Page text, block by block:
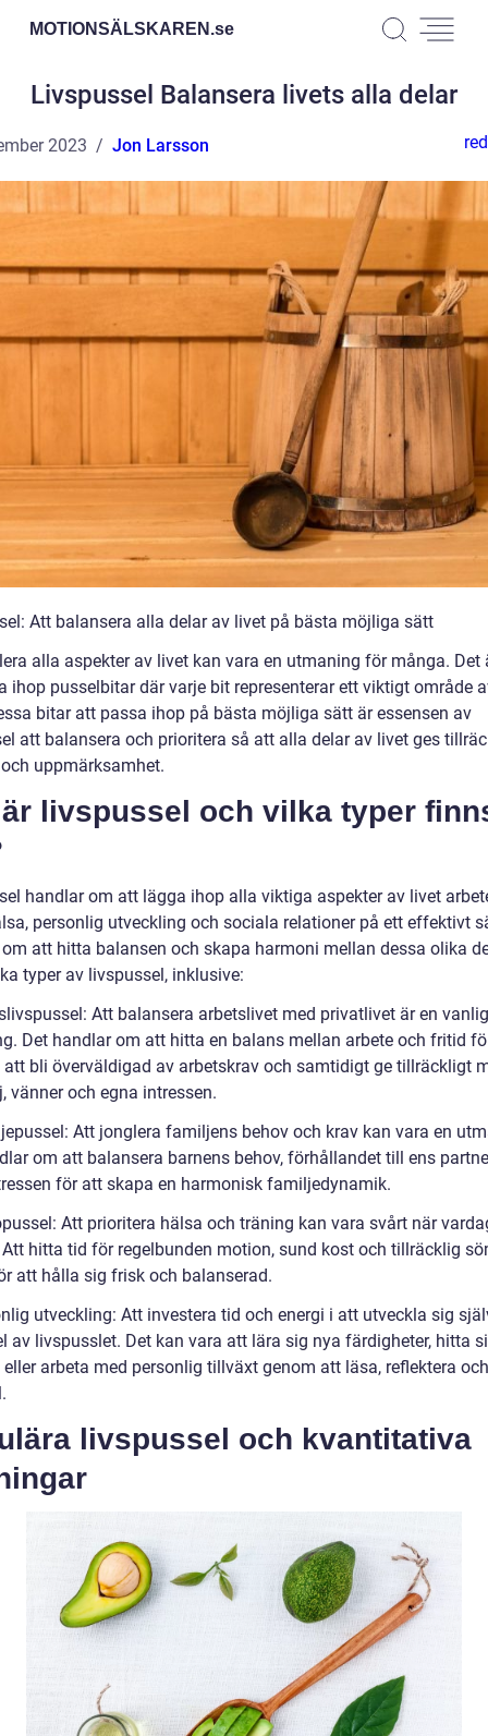
MOTIONSÄLSKAREN.se
Livspussel Balansera livets alla delar
2023 Jon Larsson
Att balansera alla delar av livet på bästa möjliga sätt
alla aspekter av livet kan vara en utmaning för många. Det
ihop pusselbitar där varje bit representerar ett viktigt område
bitar att passa ihop på bästa möjliga sätt är essensen av
att balansera och prioritera så att alla delar av livet ges
uppmärksamhet.
är livspussel och vilka typer
handlar om att lägga ihop alla viktiga aspekter av livet
personlig utveckling och sociala relationer på ett effektivt
att hitta balansen och skapa harmoni mellan dessa olika
typer av livspussel, inklusive:
Att balansera arbetslivet med privatlivet är en vanlig
Det handlar om att hitta en balans mellan arbete och fritid
bli överväldigad av arbetskrav och samtidigt ge tillräckligt
vänner och egna intressen.
Att jonglera familjens behov och krav kan vara en
om att balansera barnens behov, förhållandet till ens
för att skapa en harmonisk familjedynamik.
Att prioritera hälsa och träning kan vara svårt när
hitta tid för regelbunden motion, sund kost och tillräcklig
att hålla sig frisk och balanserad.
utveckling: Att investera tid och energi i att utveckla sig
av livspusslet. Det kan vara att lära sig nya färdigheter, hitta
arbeta med personlig tillväxt genom att läsa, reflektera
livspussel och kvantitativa